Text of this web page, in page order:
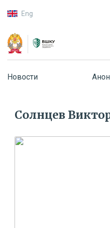
Eng
Новости
Солнцев